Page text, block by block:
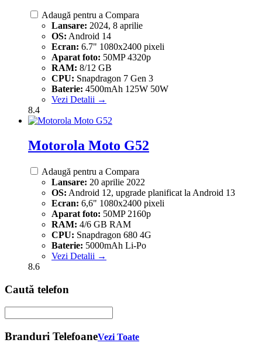
Adaugă pentru a Compara
Lansare: 2024, 8 aprilie
OS: Android 14
Ecran: 6.7" 1080x2400 pixeli
Aparat foto: 50MP 4320p
RAM: 8/12 GB
CPU: Snapdragon 7 Gen 3
Baterie: 4500mAh 125W 50W
Vezi Detalii →
8.4
Motorola Moto G52
Adaugă pentru a Compara
Lansare: 20 aprilie 2022
OS: Android 12, upgrade planificat la Android 13
Ecran: 6,6" 1080x2400 pixeli
Aparat foto: 50MP 2160p
RAM: 4/6 GB RAM
CPU: Snapdragon 680 4G
Baterie: 5000mAh Li-Po
Vezi Detalii →
8.6
Caută telefon
Branduri TelefoaneVezi Toate